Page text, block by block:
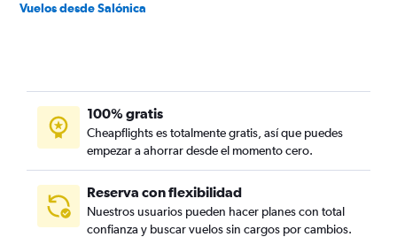
Vuelos desde Salónica
100% gratis
Cheapflights es totalmente gratis, así que puedes
empezar a ahorrar desde el momento cero.
Reserva con flexibilidad
Nuestros usuarios pueden hacer planes con total
confianza y buscar vuelos sin cargos por cambios.